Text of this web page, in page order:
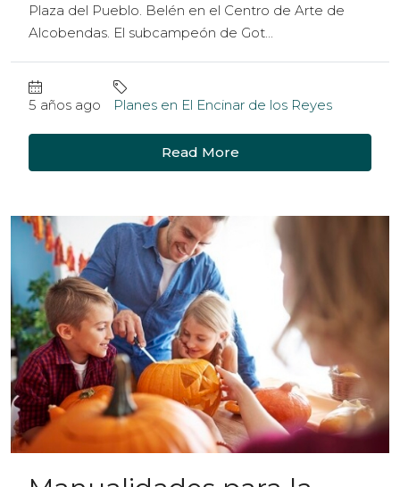
Plaza del Pueblo. Belén en el Centro de Arte de
Alcobendas. El subcampeón de Got...
5 años ago Planes en El Encinar de los Reyes
Read More